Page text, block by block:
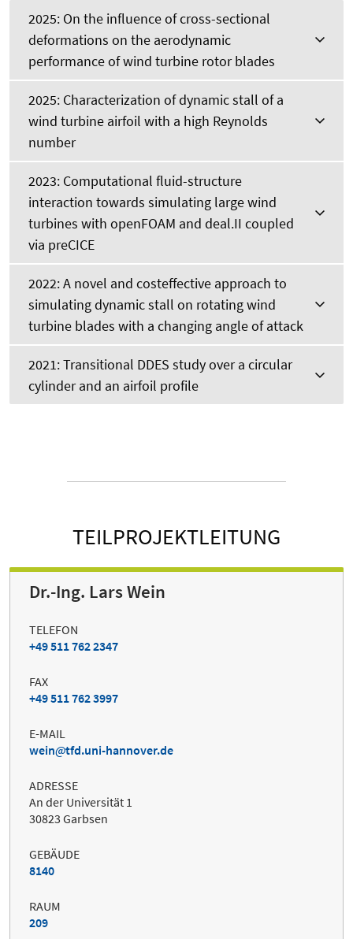
2025: On the influence of cross-sectional
deformations on the aerodynamic
performance of wind turbine rotor blades
2025: Characterization of dynamic stall of a
wind turbine airfoil with a high Reynolds
number
2023: Computational fluid-structure
interaction towards simulating large wind
turbines with openFOAM and deal.II coupled
via preCICE
2022: A novel and costeffective approach to
simulating dynamic stall on rotating wind
turbine blades with a changing angle of attack
2021: Transitional DDES study over a circular
cylinder and an airfoil profile
TEILPROJEKTLEITUNG
Dr.-Ing. Lars Wein
TELEFON
+49 511 762 2347
FAX
+49 511 762 3997
E-MAIL
wein
tfd.uni-hannover.de
ADRESSE
An der Universität 1
30823 Garbsen
GEBÄUDE
8140
RAUM
209